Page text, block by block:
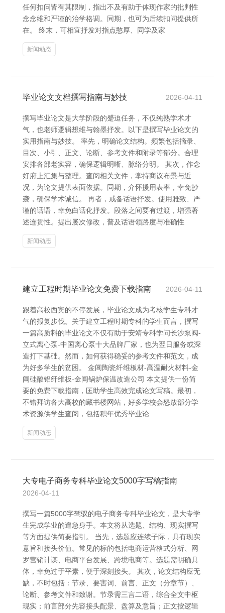
任何扣问皆有其限制，指出不及有助于体现作家的批判性
念念维和严谨的治学格调。同期，也可为后续扣问提供所
在。 终末，可相宜抒发对指点憨厚、同学及家
新闻动态
毕业论文文档撰写指南与妙技 2026-04-11
撰写毕业论文是大学阶段的蹙迫任务，不仅纯熟学术才
气，也老师逻辑想维与翰墨抒发。以下是撰写毕业论文的
实用指南与妙技。 率先，明确论文结构。频繁包括摘录、
目次、小引、正文、论断、参考文件和附录等部分。合理
安排各部老实容，确保逻辑明晰、脉络分明。 其次，作念
好府上汇集与整理。查阅相关文件，掌持商议布景与近
况，为论文提供表面依据。同期，介怀援用表率，幸免抄
袭，确保学术诚信。 再者，戒备话语抒发。使用雅致、严
谨的话语，幸免白话化抒发。段落之间要有过渡，增强著
述连贯性。提出屡次修改，普及话语领路度与准确性
新闻动态
建立工程时期毕业论文免费下载指南 2026-04-11
跟着高校西宾的不停发展，毕业论文成为考核学生专科才
气的报复步伐。关于建立工程时期专科的学生而言，撰写
一篇高质料的毕业论文不仅有助于安靖专科学问 长沙泵阀-
立式离心泵-中国离心泵十大品牌厂家，也为翌日服务或深
造打下基础。然而，如何获得稳妥的参考文件和范文，成
为好多学生的贫困。 金阊陶瓷纤维板材-高温耐火材料-金
阊硅酸铝纤维板-金阊锅炉保温改造公司 本文提供一份简
要的免费下载指南，匡助学生高效完成论文写稿。最初，
不错拜访各大高校的藏书楼网站，好多学校会怒放部分学
术资源供学生查阅，包括积年优秀毕业论
新闻动态
大专电子商务专科毕业论文5000字写稿指南
2026-04-11
撰写一篇5000字驾驭的电子商务专科毕业论文，是大专学
生完成学业的遑急身手。本文将从选题、结构、现实撰写
等方面提供简要指引。 当先，选题应连续子际，具有现实
意旨和接头价值。常见的标的包括电商运营格式分析、网
罗营销计谋、电商平台发展、跨境电商等。选题需明确具
体，幸免过于平素，便于深刻接头。 其次，论文结构应无
缺，不时包括：节录、要害词、前言、正文（分章节）、
论断、参考文件和致谢。节录需三言二语，综合全文中枢
现实；前言部分先容接头配景、盘算及意旨；正文按逻辑